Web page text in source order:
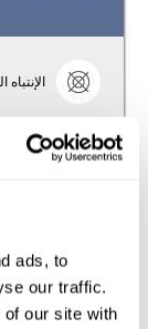
ads, to
our traffic.
our site with
الانتباه
تركيز